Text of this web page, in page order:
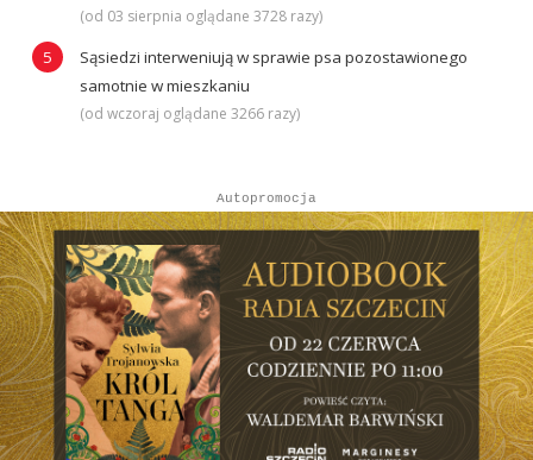
(od 03 sierpnia oglądane 3728 razy)
Sąsiedzi interweniują w sprawie psa pozostawionego
samotnie w mieszkaniu
(od wczoraj oglądane 3266 razy)
Autopromocja